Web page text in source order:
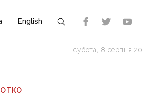
English
субота, 8 серпня